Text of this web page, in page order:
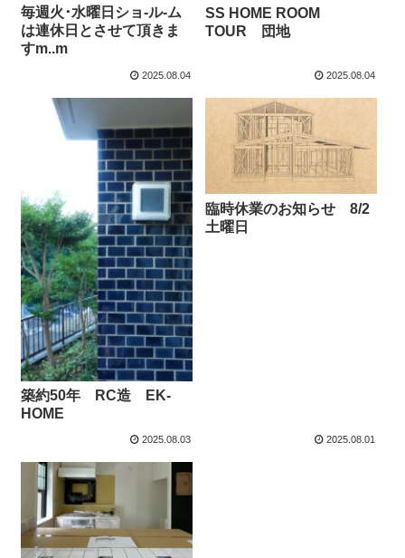
毎週火･水曜日ショ-ル-ム
は連休日とさせて頂きま
すm..m
2025.08.04
SS HOME ROOM
TOUR 団地
2025.08.04
築約50年 RC造 EK-
HOME
2025.08.03
臨時休業のお知らせ 8/2
土曜日
2025.08.01